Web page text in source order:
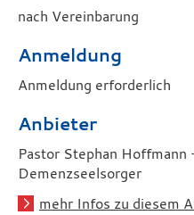
nach Vereinbarung
Anmeldung
Anmeldung erforderlich
Anbieter
Pastor Stephan
Demenzseelsorger
mehr Infos zu diesem